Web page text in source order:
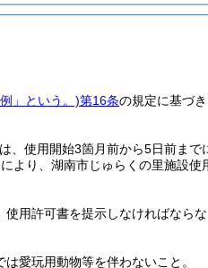
」という。)第16条の規定に基づ
、使用開始3箇月前から5日前まで
より、湖南市じゅらくの里施設使
用許可書を提示しなければならな
愛玩用動物等を伴わないこと。